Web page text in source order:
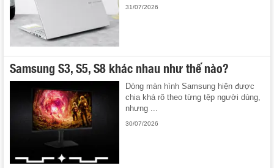
31/07/2026
Samsung S3, S5, S8 khác nhau như thế nào?
Dòng màn hình Samsung hiện được
chia khá rõ theo từng tệp người dùng,
nhưng ...
30/07/2026